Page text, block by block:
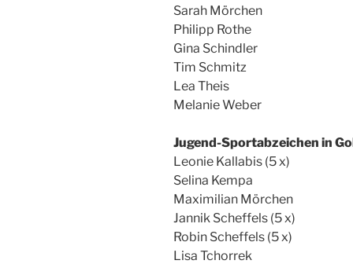
Sarah Mörchen
Philipp Rothe
Gina Schindler
Tim Schmitz
Lea Theis
Melanie Weber
Jugend-Sportabzeichen in
Leonie Kallabis (5 x)
Selina Kempa
Maximilian Mörchen
Jannik Scheffels (5 x)
Robin Scheffels (5 x)
Lisa Tchorrek